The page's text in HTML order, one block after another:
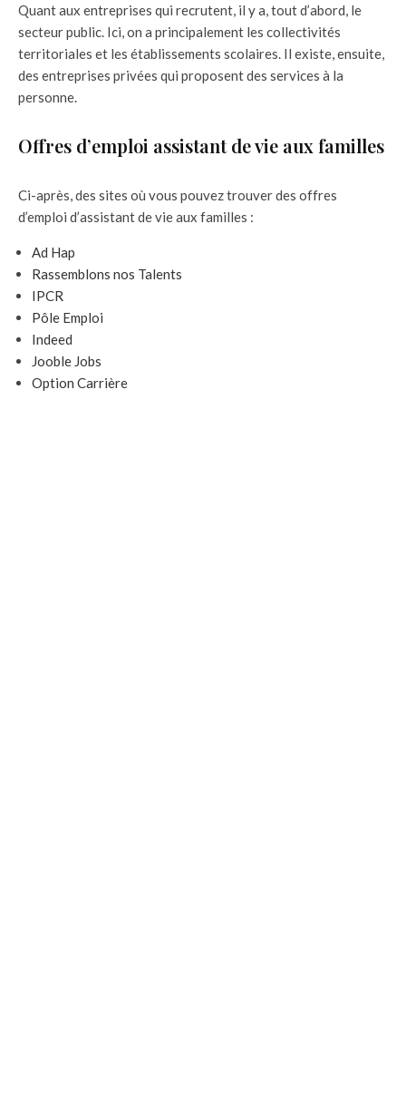
Quant aux entreprises qui recrutent, il y a, tout d’abord, le
secteur public. Ici, on a principalement les collectivités
territoriales et les établissements scolaires. Il existe, ensuite,
des entreprises privées qui proposent des services à la
personne.
Offres d’emploi assistant de vie aux familles
Ci-après, des sites où vous pouvez trouver des offres
d’emploi d’assistant de vie aux familles :
Ad Hap
Rassemblons nos Talents
IPCR
Pôle Emploi
Indeed
Jooble Jobs
Option Carrière